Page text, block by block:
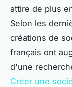
attire de plus
Selon les
créations de
français ont
d'une
Créer une